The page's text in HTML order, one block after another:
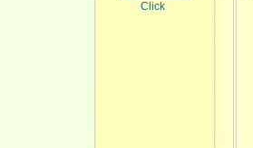
Click